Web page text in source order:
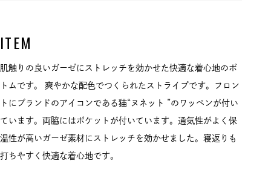
ITEM
肌触りの良いガーゼにストレッチを効かせた快適な着心地のボ
トムです。 爽やかな配色でつくられたストライプです。フロン
トにブランドのアイコンである猫“ヌネット ”のワッペンが付い
ています。両脇にはポケットが付いています。通気性がよく保
温性が高いガーゼ素材にストレッチを効かせました。寝返りも
打ちやすく快適な着心地です。